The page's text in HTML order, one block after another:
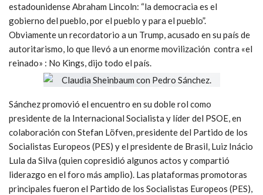
estadounidense Abraham Lincoln: “la democracia es el
gobierno del pueblo, por el pueblo y para el pueblo”.
Obviamente un recordatorio a un Trump, acusado en su país de
autoritarismo, lo que llevó a un enorme movilización contra «el
reinado» : No Kings, dijo todo el país.
Sánchez promovió el encuentro en su doble rol como
presidente de la Internacional Socialista y líder del PSOE, en
colaboración con Stefan Löfven, presidente del Partido de los
Socialistas Europeos (PES) y el presidente de Brasil, Luiz Inácio
Lula da Silva (quien copresidió algunos actos y compartió
liderazgo en el foro más amplio). Las plataformas promotoras
principales fueron el Partido de los Socialistas Europeos (PES),